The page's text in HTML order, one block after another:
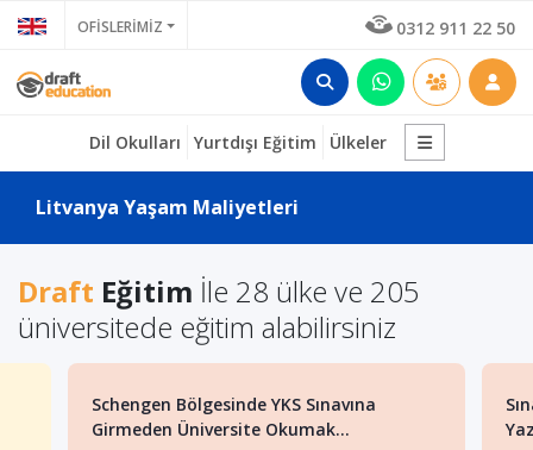
OFİSLERİMİZ 0312 911 22 50
Dil Okulları Yurtdışı Eğitim Ülkeler
Litvanya Yaşam Maliyetleri
Draft Eğitim İle 28 ülke ve 205
üniversitede eğitim alabilirsiniz
Sınavına
Sınavsız Şartsız Yurt Dışında
Yazılım Mühendisliğ...